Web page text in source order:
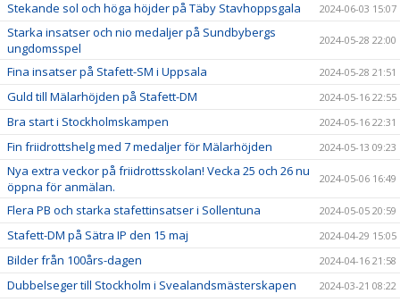
Stekande sol och höga höjder på Täby Stavhoppsgala 2024-06-03 15:07
Starka insatser och nio medaljer på Sundbybergs
ungdomsspel
2024-05-28 22:00
Fina insatser på Stafett-SM i Uppsala 2024-05-28 21:51
Guld till Mälarhöjden på Stafett-DM 2024-05-16 22:55
Bra start i Stockholmskampen 2024-05-16 22:31
Fin friidrottshelg med 7 medaljer för Mälarhöjden 2024-05-13 09:23
Nya extra veckor på friidrottsskolan! Vecka 25 och 26 nu
öppna för anmälan.
2024-05-06 16:49
Flera PB och starka stafettinsatser i Sollentuna 2024-05-05 20:59
Stafett-DM på Sätra IP den 15 maj 2024-04-29 15:05
Bilder från 100års-dagen 2024-04-16 21:58
Dubbelseger till Stockholm i Svealandsmästerskapen 2024-03-21 08:22